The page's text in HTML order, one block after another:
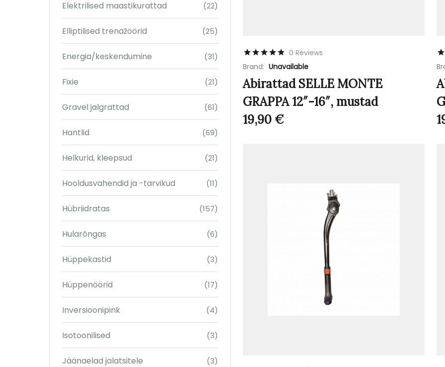
Elektrilised maastikurattad (22)
Elliptilised trenažöörid (25)
Energia/keskendumine (31)
Fixie (21)
Gravel jalgrattad (61)
Hantlid (69)
Helkurid, kleepsud (21)
Hooldusvahendid ja -tarvikud (11)
Hübriidratas (157)
Hularõngas (6)
Hüppekastid (3)
Hüppenöörid (17)
Inversioonipink (4)
Isotoonilised (3)
Jäänaelad jalatsitele (3)
0 Reviews
Brand: Unavailable
Abirattad SELLE MONTE
GRAPPA 12″-16″, mustad
19,90€